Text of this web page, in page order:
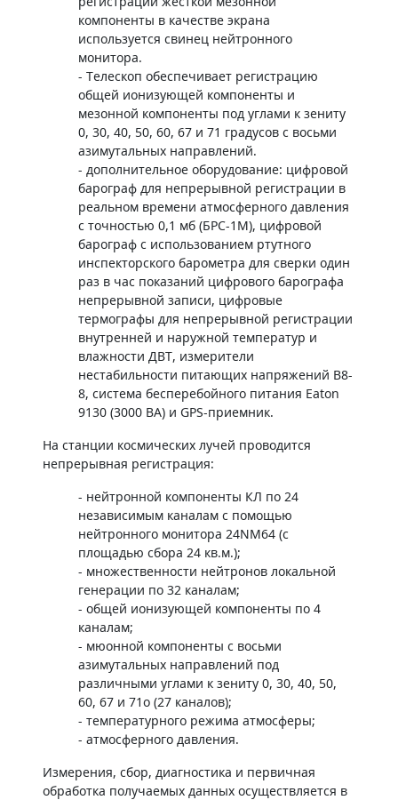
компоненты в качестве экрана
используется свинец нейтронного
монитора.
- Телескоп обеспечивает регистрацию
общей ионизующей компоненты и
мезонной компоненты под углами к зениту
0, 30, 40, 50, 60, 67 и 71 градусов с восьми
азимутальных направлений.
- дополнительное оборудование: цифровой
барограф для непрерывной регистрации в
реальном времени атмосферного давления
с точностью 0,1 мб (БРС-1М), цифровой
барограф с использованием ртутного
инспекторского барометра для сверки один
раз в час показаний цифрового барографа
непрерывной записи, цифровые
термографы для непрерывной регистрации
внутренней и наружной температур и
влажности ДВТ, измерители
нестабильности питающих напряжений В8-
8, система бесперебойного питания Eaton
9130 (3000 BA) и GPS-приемник.
На станции космических лучей проводится
непрерывная регистрация:
- нейтронной компоненты КЛ по 24
независимым каналам с помощью
нейтронного монитора 24NM64 (с
площадью сбора 24 кв.м.);
- множественности нейтронов локальной
генерации по 32 каналам;
- общей ионизующей компоненты по 4
каналам;
- мюонной компоненты с восьми
азимутальных направлений под
различными углами к зениту 0, 30, 40, 50,
60, 67 и 71о (27 каналов);
- температурного режима атмосферы;
- атмосферного давления.
Измерения, сбор, диагностика и первичная
обработка получаемых данных осуществляется в